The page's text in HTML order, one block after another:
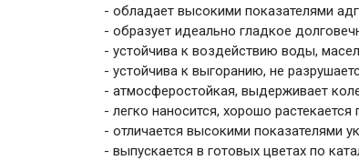
- обладает высокими показателями
- образует идеально гладкое
- устойчива к воздействию воды,
- устойчива к выгоранию, не
- атмосферостойкая, выдерживает
- легко наносится, хорошо
- отличается высокими показателями
- выпускается в готовых цветах по